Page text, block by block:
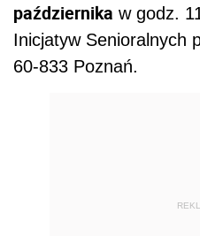
października w godz.
Inicjatyw Senioralnych
60-833 Poznań.